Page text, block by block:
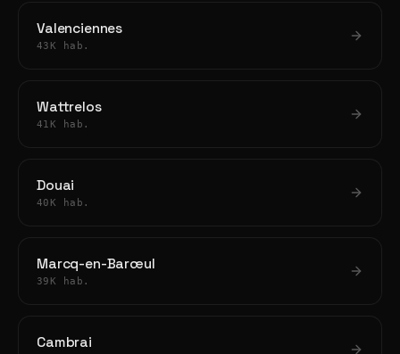
Valenciennes
43K hab.
Wattrelos
41K hab.
Douai
40K hab.
Marcq-en-Barœul
39K hab.
Cambrai